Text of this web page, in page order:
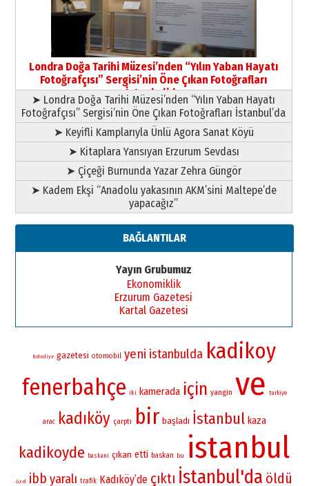
09 Temmuz 2026 Perşembe
Yusuf POLAT
Şampiyonluk Sebahattin Şirin’e
yazar
11 Mayıs 2026 Pazartesi
Londra Doğa Tarihi Müzesi’nden “Yılın Yaban Hayatı
Fotoğrafçısı” Sergisi’nin Öne Çıkan Fotoğrafları
İstanbul’da
➤ Londra Doğa Tarihi Müzesi’nden “Yılın Yaban Hayatı
Fotoğrafçısı” Sergisi’nin Öne Çıkan Fotoğrafları İstanbul’da
➤ Keyifli Kamplarıyla Ünlü Agora Sanat Köyü
➤ Kitaplara Yansıyan Erzurum Sevdası
➤ Çiçeği Burnunda Yazar Zehra Güngör
➤ Kadem Ekşi “Anadolu yakasının AKM’sini Maltepe’de
yapacağız”
BAĞLANTILAR
Yayın Grubumuz
Ekonomiklik
Erzurum Gazetesi
Kartal Gazetesi
Belediye gazetesi otomobil yeni istanbulda kadikoy
fenerbahçe iki kamerada için yangin ve turkiye
arac kadıköy çarptı bir başladı İstanbul kaza
kadikoyde baskani çıkan etti baskan bu istanbul
özel ibb yaralı trafik Kadıköy’de çıktı İstanbul'da öldü